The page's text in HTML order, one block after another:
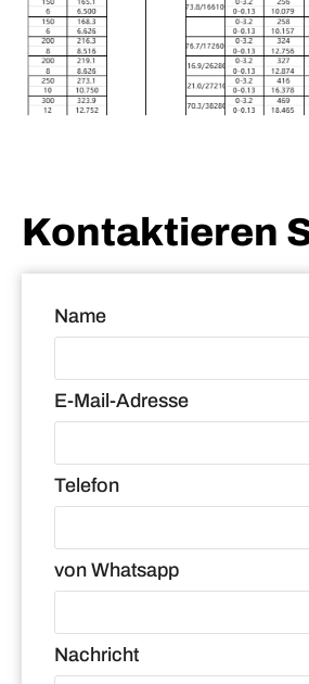
Kontaktieren
Name
E-Mail-Adresse
Telefon
von Whatsapp
Nachricht